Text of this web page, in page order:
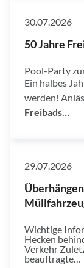
30.07.2026
50 Jahre
Pool-Party
Ein halbes
werden!
Freibads…
29.07.2026
Wichtige
Hecken
Verkehr
beauftragte…